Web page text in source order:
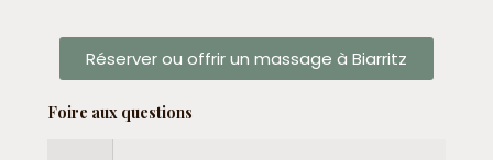
Réserver ou offrir un massage à Biarritz
Foire aux questions